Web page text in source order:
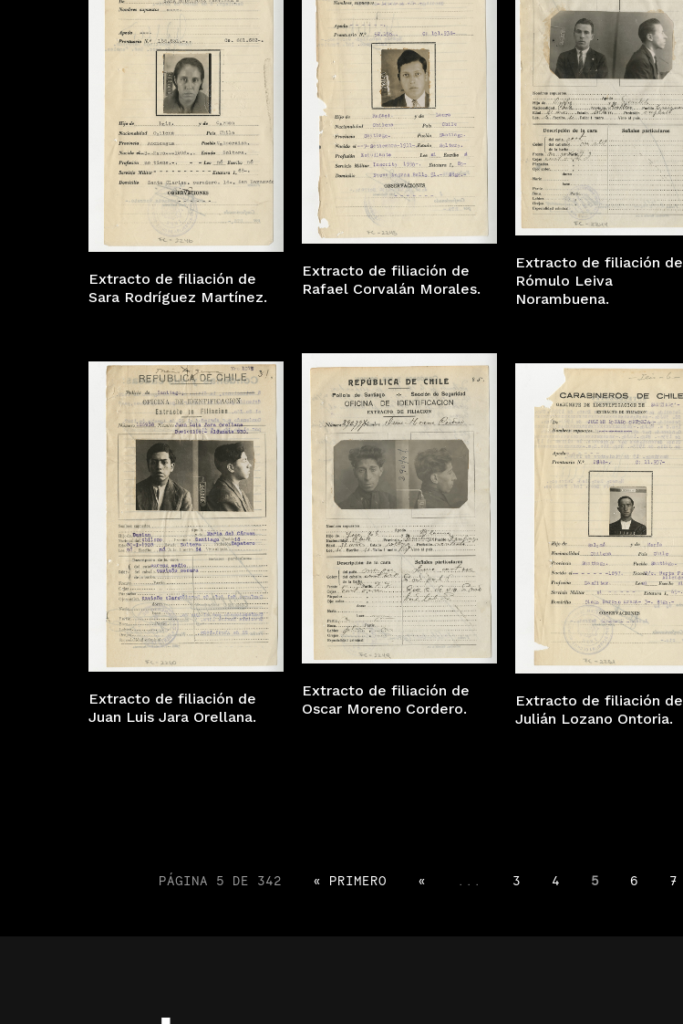
Extracto de filiación de
Rómulo Leiva
Norambuena.
Extracto de filiación de
Rafael Corvalán Morales.
Extracto de filiación de
Sara Rodríguez Martínez.
Extracto de filiación de
Oscar Moreno Cordero.
Extracto de filiación de
Juan Luis Jara Orellana.
Extracto de filiación de
Julián Lozano Ontoria.
PÁGINA 5 DE 342 « PRIMERO « ... 3 4 5 6 7